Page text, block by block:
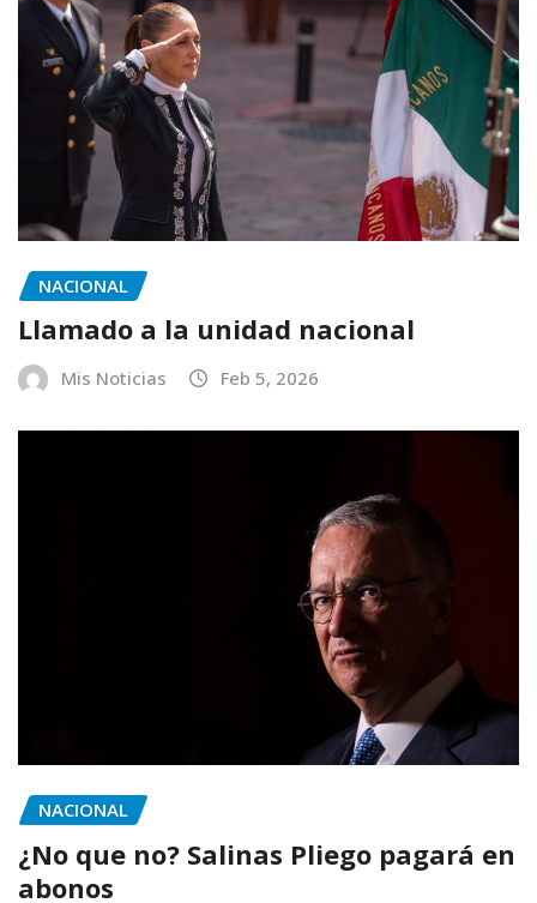
NACIONAL
Llamado a la unidad nacional
Mis Noticias Feb 5, 2026
NACIONAL
¿No que no? Salinas Pliego pagará en
abonos